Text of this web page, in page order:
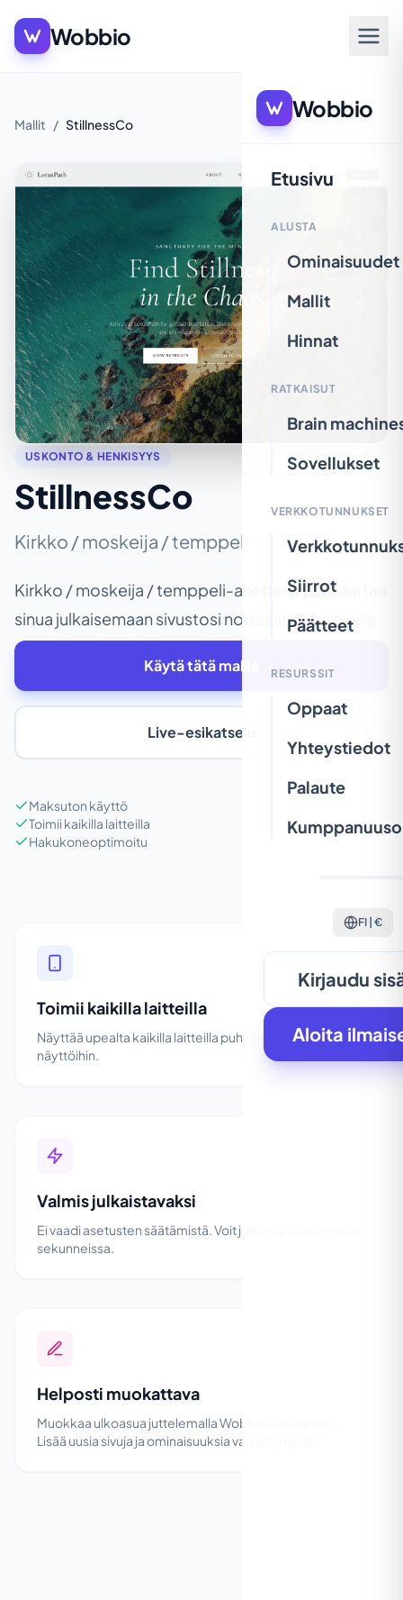
Wobbio
Wobbio
Etusivu
ALUSTA
Ominaisuudet
Mallit
Hinnat
RATKAISUT
Brain
Sovellukset
VERKKOTUNNUKSET
Siirrot
Päätteet
RESURSSIT
Oppaat
Yhteystiedot
Palaute
FI | €
Kirjaudu
Aloita
Mallit / StillnessCo
USKONTO & HENKISYYS
StillnessCo
Kirkko / moskeija / temppeli
Kirkko / moskeija / temppeli-asettelu, joka auttaa
sinua julkaisemaan sivustosi nopeasti Wobbioilla.
Käytä tätä mallia
Live-esikatselu
Maksuton käyttö
Toimii kaikilla laitteilla
Hakukoneoptimoitu
Toimii kaikilla laitteilla
Näyttää upealta kaikilla laitteilla puhelimista suuriin
näyttöihin.
Valmis julkaistavaksi
Ei vaadi asetusten säätämistä. Voit julkaista tämän mallin
sekunneissa.
Helposti muokattava
Muokkaa ulkoasua juttelemalla Wobbio AI:n kanssa.
Lisää uusia sivuja ja ominaisuuksia vaivattomasti.